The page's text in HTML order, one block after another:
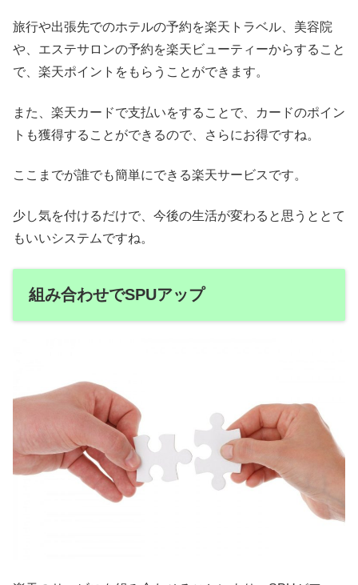
旅行や出張先でのホテルの予約を楽天トラベル、美容院
や、エステサロンの予約を楽天ビューティーからすること
で、楽天ポイントをもらうことができます。
また、楽天カードで支払いをすることで、カードのポイン
トも獲得することができるので、さらにお得ですね。
ここまでが誰でも簡単にできる楽天サービスです。
少し気を付けるだけで、今後の生活が変わると思うととて
もいいシステムですね。
組み合わせでSPUアップ